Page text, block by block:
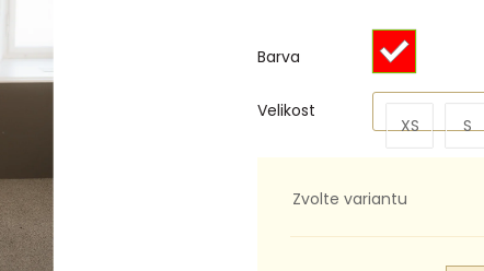
Zvolte variantu
Barva
Velikost
XS S